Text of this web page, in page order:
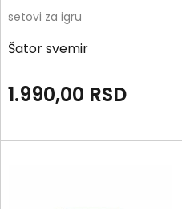
setovi za igru
Šator svemir
1.990,00 RSD